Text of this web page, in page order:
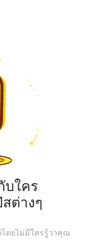
บใคร
ต่างๆ
ดยไม่มีใครรู้ว่าคุณ